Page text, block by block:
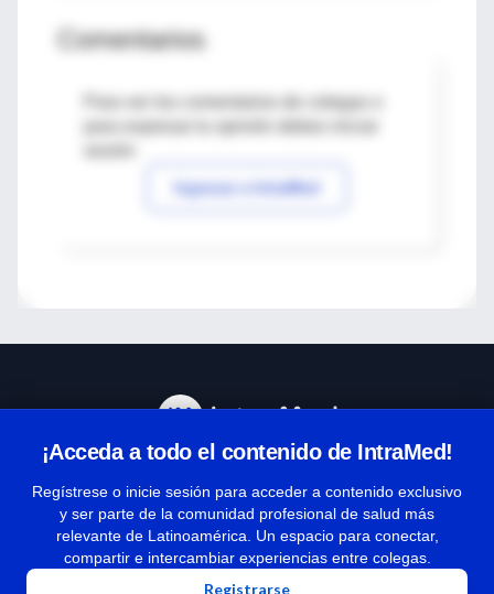
Comentarios
Para ver los comentarios de colegas o
Ingresar a IntraMed
¡Acceda a todo el contenido de IntraMed!
Regístrese o inicie sesión para acceder a contenido exclusivo
y ser parte de la comunidad profesional de salud más
relevante de Latinoamérica. Un espacio para conectar,
compartir e intercambiar experiencias entre colegas.
Registrarse
Términos y condiciones
| Políticas de privacidad